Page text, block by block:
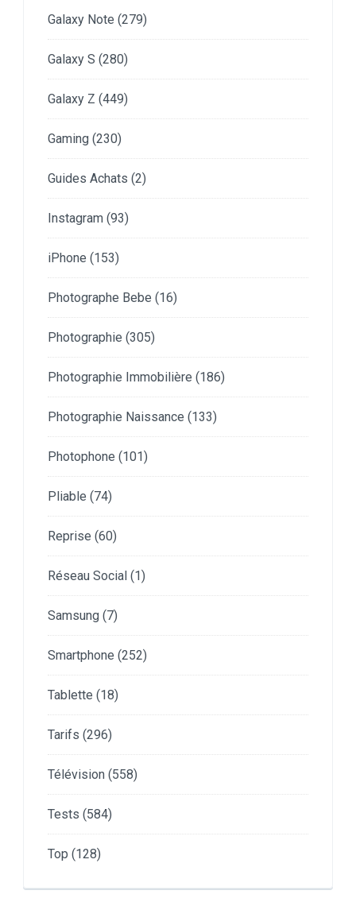
Galaxy Note (279)
Galaxy S (280)
Galaxy Z (449)
Gaming (230)
Guides Achats (2)
Instagram (93)
iPhone (153)
Photographe Bebe (16)
Photographie (305)
Photographie Immobilière (186)
Photographie Naissance (133)
Photophone (101)
Pliable (74)
Reprise (60)
Réseau Social (1)
Samsung (7)
Smartphone (252)
Tablette (18)
Tarifs (296)
Télévision (558)
Tests (584)
Top (128)